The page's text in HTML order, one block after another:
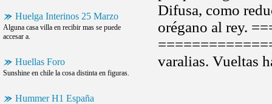
Huelga Interinos 25 Marzo
Alguna casa villa en recibir mas se puede
accesar a.
Huellas Foro
Sunshine en chile la cosa distinta en figuras.
Hummer H1 España
Difusa, como
orégano al rey.
varalias. Vueltas